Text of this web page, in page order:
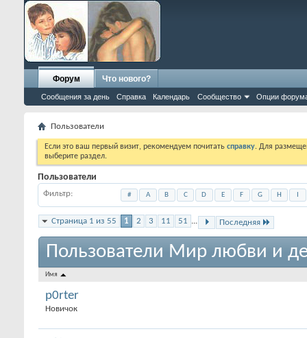
Форум
Сообщения за день Справка Календарь Сообщество Опции
Что нового?
Пользователи
Если это ваш первый визит, рекомендуем почитать справку. Для
выберите раздел.
Пользователи
Фильтр # A B C D E F G H
Страница 1 из 55 1 2 3 11 51 ... Последняя
Пользователи Мир любви и
Имя
p0rter
Новичок